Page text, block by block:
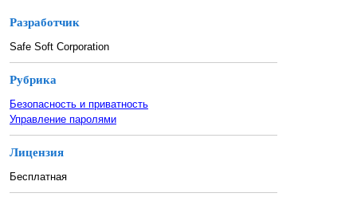
Разработчик
Safe Soft Corporation
Рубрика
Безопасность и приватность
Управление паролями
Лицензия
Бесплатная